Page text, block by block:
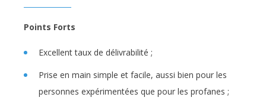
Points Forts
Excellent taux de délivrabilité ;
Prise en main simple et facile, aussi bien pour les
personnes expérimentées que pour les profanes ;